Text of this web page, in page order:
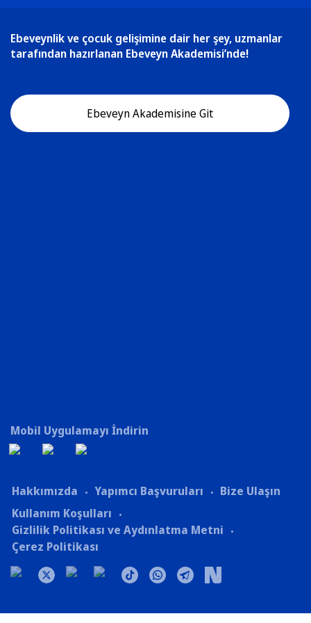
Ebeveynlik ve çocuk gelişimine dair her şey, uzmanlar
tarafından hazırlanan Ebeveyn Akademisi’nde!
Ebeveyn Akademisine Git
Mobil Uygulamayı İndirin
Hakkımızda Yapımcı Başvuruları
Bize Ulaşın
Kullanım Koşulları
Gizlilik Politikası ve Aydınlatma Metni
Çerez Politikası